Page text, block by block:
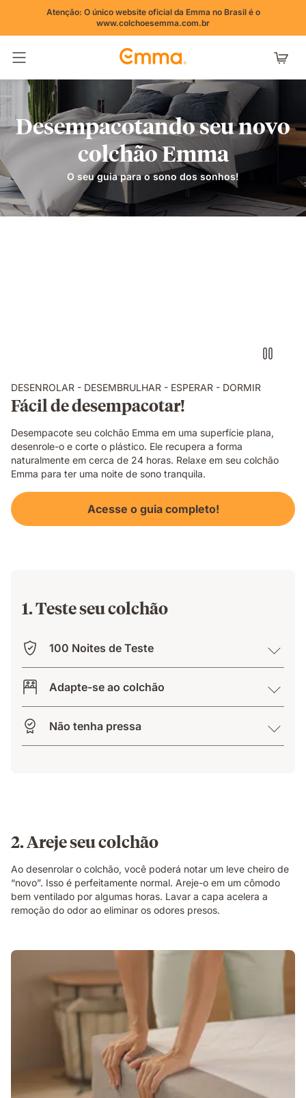
Atenção: O único website oficial da Emma no Brasil é o
www.colchoesemma.com.br
Desempacotando seu novo
colchão Emma
O seu guia para o sono dos sonhos!
DESENROLAR - DESEMBRULHAR - ESPERAR - DORMIR
Fácil de desempacotar!
Desempacote seu colchão Emma em uma superfície plana,
desenrole-o e corte o plástico. Ele recupera a forma
naturalmente em cerca de 24 horas. Relaxe em seu colchão
Emma para ter uma noite de sono tranquila.
Acesse o guia completo!
1. Teste seu colchão
100 Noites de Teste
Adapte-se ao colchão
Não tenha pressa
2. Areje seu colchão
Ao desenrolar o colchão, você poderá notar um leve cheiro de
“novo”. Isso é perfeitamente normal. Areje-o em um cômodo
bem ventilado por algumas horas. Lavar a capa acelera a
remoção do odor ao eliminar os odores presos.